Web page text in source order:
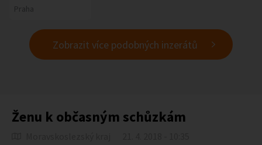
Zobrazit více podobných inzerátů
Ženu k občasným schůzkám